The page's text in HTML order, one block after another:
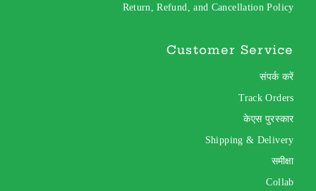
Return, Refund, and Cancellation Policy
Customer Service
संपर्क करें
Track Orders
केएस पुरस्कार
Shipping & Delivery
समीक्षा
Collab